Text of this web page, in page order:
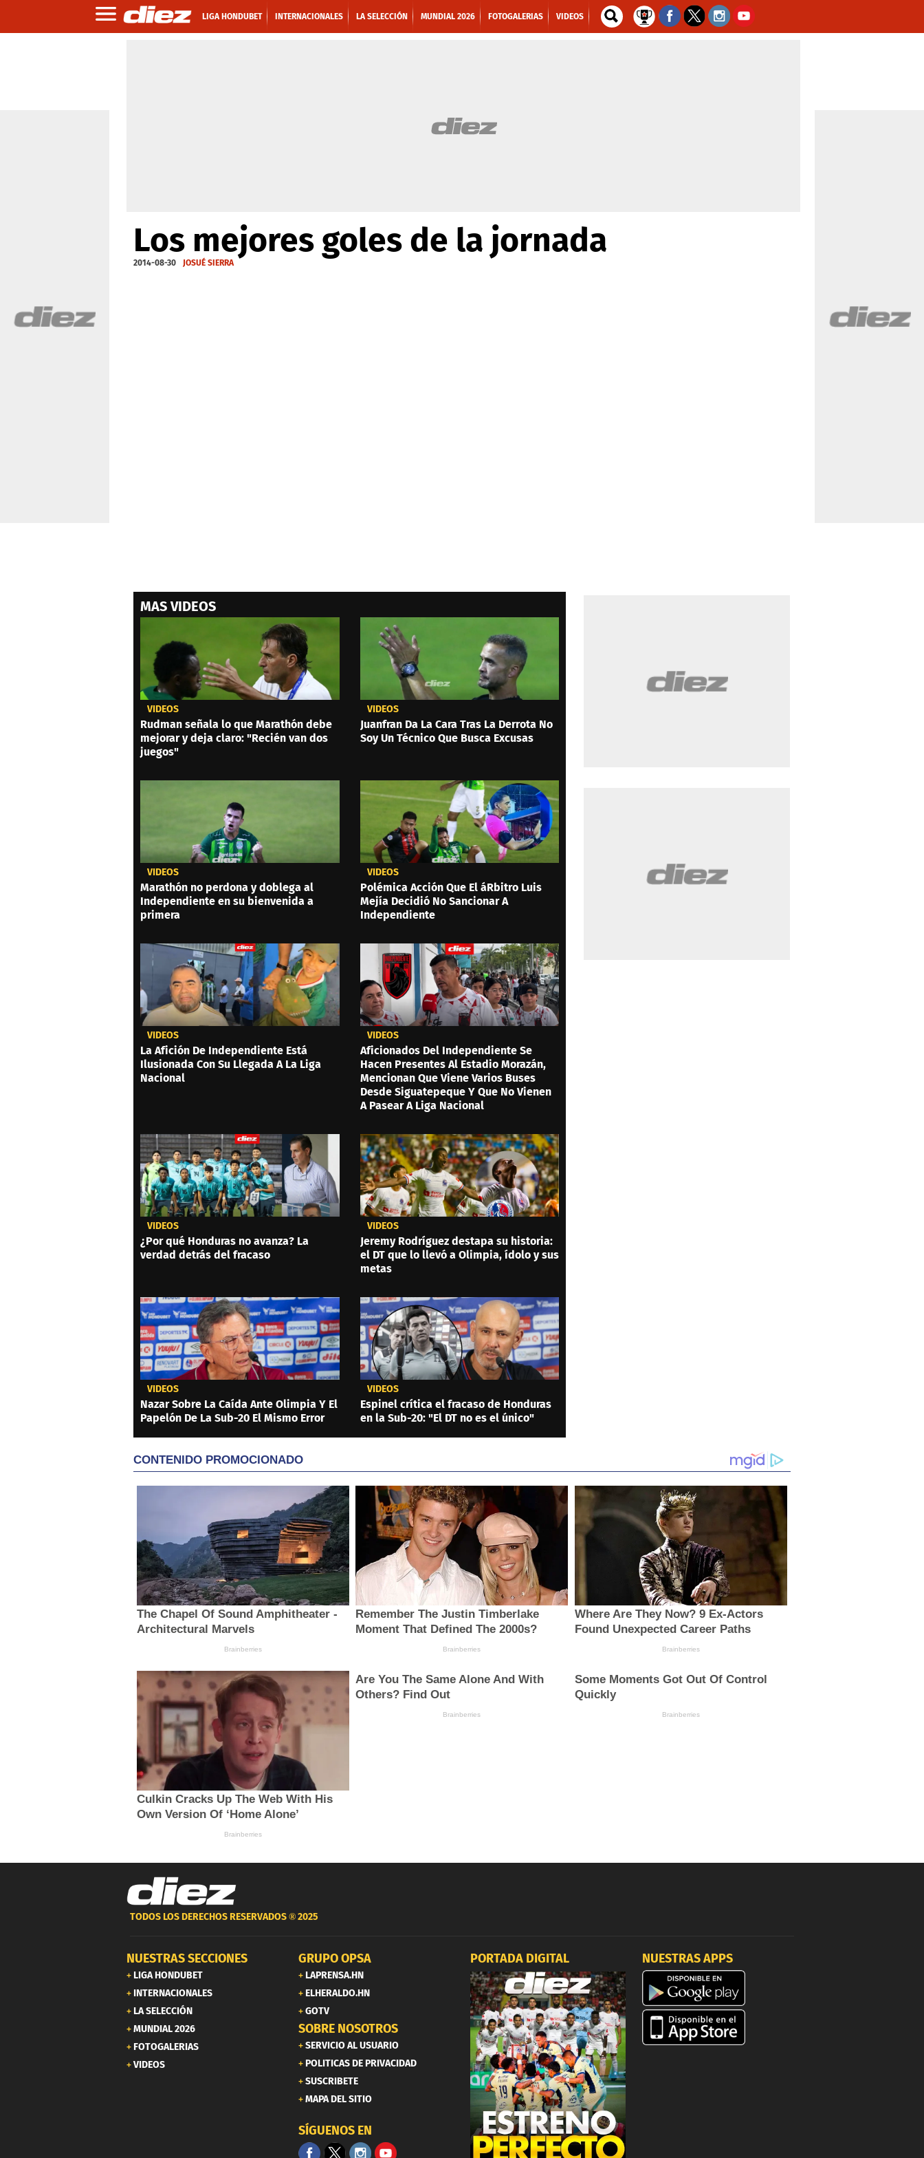
LIGA HONDUBET INTERNACIONALES LA SELECCIÓN MUNDIAL 2026 FOTOGALERIAS VIDEOS
Los mejores goles de la jornada
2014-08-30 JOSUÉ SIERRA
MAS VIDEOS
VIDEOS
Rudman señala lo que Marathón debe
mejorar y deja claro: "Recién van dos
juegos"
VIDEOS
Juanfran Da La Cara Tras La Derrota No
Soy Un Técnico Que Busca Excusas
VIDEOS
Marathón no perdona y doblega al
Independiente en su bienvenida a
primera
VIDEOS
Polémica Acción Que El áRbitro Luis
Mejía Decidió No Sancionar A
Independiente
VIDEOS
La Afición De Independiente Está
Ilusionada Con Su Llegada A La Liga
Nacional
VIDEOS
Aficionados Del Independiente Se
Hacen Presentes Al Estadio Morazán,
Mencionan Que Viene Varios Buses
Desde Siguatepeque Y Que No Vienen
A Pasear A Liga Nacional
VIDEOS
¿Por qué Honduras no avanza? La
verdad detrás del fracaso
VIDEOS
Jeremy Rodríguez destapa su historia:
el DT que lo llevó a Olimpia, ídolo y sus
metas
VIDEOS
Nazar Sobre La Caída Ante Olimpia Y El
Papelón De La Sub-20 El Mismo Error
VIDEOS
Espinel crítica el fracaso de Honduras
en la Sub-20: "El DT no es el único"
TODOS LOS DERECHOS RESERVADOS ®2025
NUESTRAS SECCIONES
LIGA HONDUBET
INTERNACIONALES
LA SELECCIÓN
MUNDIAL 2026
FOTOGALERIAS
VIDEOS
GRUPO OPSA
LAPRENSA.HN
ELHERALDO.HN
GOTV
SOBRE NOSOTROS
SERVICIO AL USUARIO
POLITICAS DE PRIVACIDAD
SUSCRIBETE
MAPA DEL SITIO
SÍGUENOS EN
PORTADA DIGITAL NUESTRAS APPS